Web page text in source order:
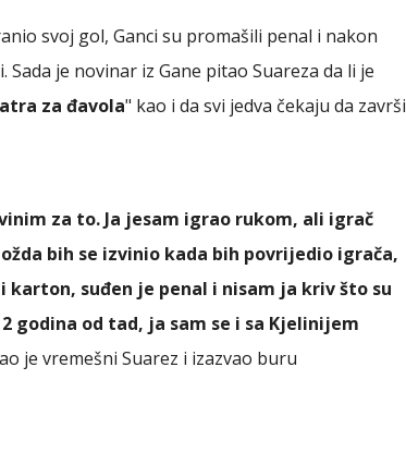
svoj gol, Ganci su promašili penal i nakon
je novinar iz Gane pitao Suareza da li je
za đavola" kao i da svi jedva čekaju da završi
za to. Ja jesam igrao rukom, ali igrač
bih se izvinio kada bih povrijedio igrača,
suđen je penal i nisam ja kriv što su
godina od tad, ja sam se i sa Kjelinijem
je vremešni Suarez i izazvao buru